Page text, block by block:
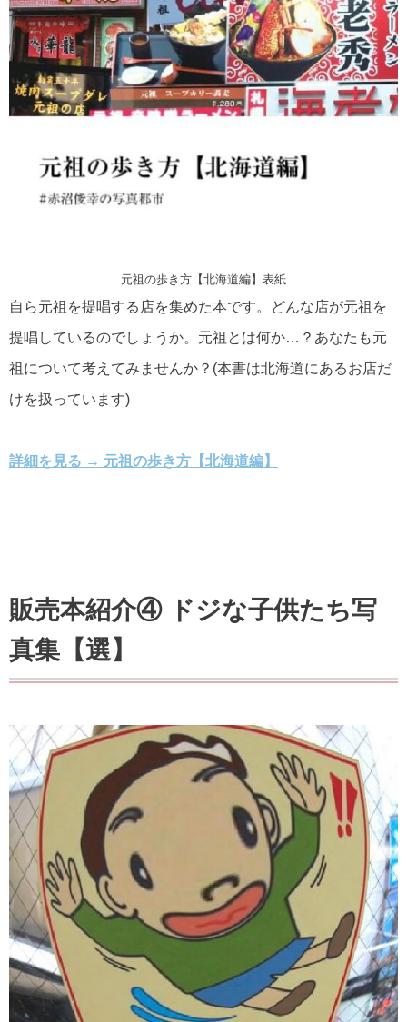
元祖の歩き方【北海道編】表紙
自ら元祖を提唱する店を集めた本です。どんな店が元祖を
提唱しているのでしょうか。元祖とは何か…？あなたも元
祖について考えてみませんか？(本書は北海道にあるお店だ
けを扱っています)
詳細を見る → 元祖の歩き方【北海道編】
販売本紹介④ ドジな子供たち写
真集【選】